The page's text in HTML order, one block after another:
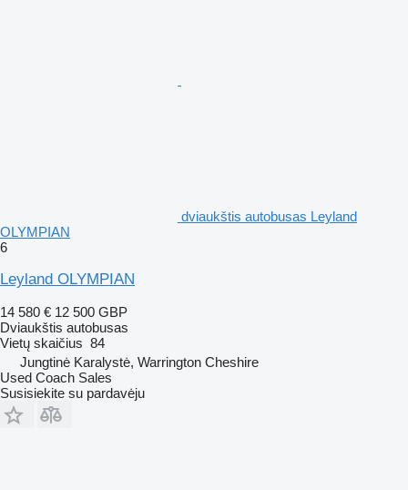
dviaukštis autobusas Leyland
OLYMPIAN
6
Leyland OLYMPIAN
14 580 € 12 500 GBP
Dviaukštis autobusas
Vietų skaičius 84
Jungtinė Karalystė, Warrington Cheshire
Used Coach Sales
Susisiekite su pardavėju